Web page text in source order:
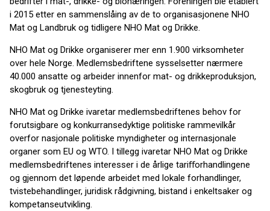
i 2015 etter en sammenslåing av de to organisasjonene NHO
Mat og Landbruk og tidligere NHO Mat og Drikke.
NHO Mat og Drikke organiserer mer enn 1.900 virksomheter
over hele Norge. Medlemsbedriftene sysselsetter nærmere
40.000 ansatte og arbeider innenfor mat- og drikkeproduksjon,
skogbruk og tjenesteyting.
NHO Mat og Drikke ivaretar medlemsbedriftenes behov for
forutsigbare og konkurransedyktige politiske rammevilkår
overfor nasjonale politiske myndigheter og internasjonale
organer som EU og WTO. I tillegg ivaretar NHO Mat og Drikke
medlemsbedriftenes interesser i de årlige tariﬀorhandlingene
og gjennom det løpende arbeidet med lokale forhandlinger,
tvistebehandlinger, juridisk rådgivning, bistand i enkeltsaker og
kompetanseutvikling.